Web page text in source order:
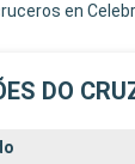
en
DO